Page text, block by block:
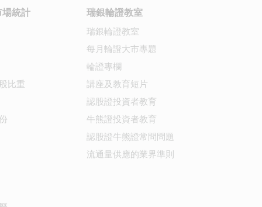
場統計
比重
瑞銀輪證教室
瑞銀輪證教室
每月輪證大市專題
輪證專欄
講座及教育短片
認股證投資者教育
牛熊證投資者教育
認股證牛熊證常問問題
流通量供應的業界準則